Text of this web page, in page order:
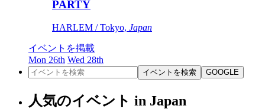
PARTY
HARLEM / Tokyo, Japan
イベントを掲載
Mon 26th Wed 28th
イベントを検索 GOOGLE
人気のイベント in Japan